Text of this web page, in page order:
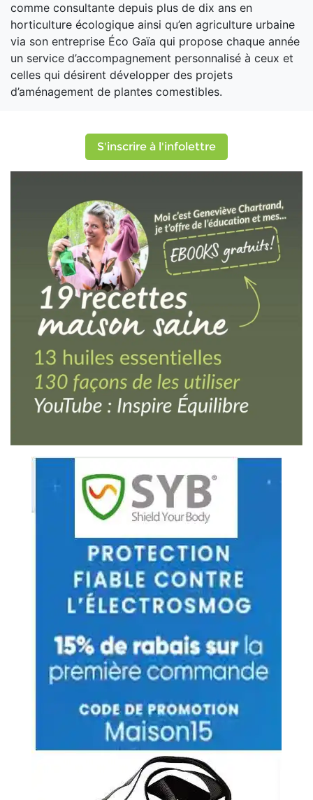
comme consultante depuis plus de dix ans en
horticulture écologique ainsi qu’en agriculture urbaine
via son entreprise Éco Gaïa qui propose chaque année
un service d’accompagnement personnalisé à ceux et
celles qui désirent développer des projets
d’aménagement de plantes comestibles.
S'inscrire à l'infolettre